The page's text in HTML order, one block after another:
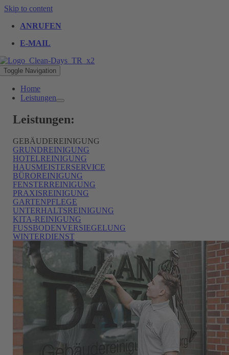
Skip to content
ANRUFEN
E-MAIL
Toggle Navigation
Home
Leistungen
Leistungen:
GEBÄUDEREINIGUNG
GRUNDREINIGUNG
HOTELREINIGUNG
HAUSMEISTERSERVICE
BÜROREINIGUNG
FENSTERREINIGUNG
PRAXISREINIGUNG
GARTENPFLEGE
UNTERHALTSREINIGUNG
KITA-REINIGUNG
FUSSBODENVERSIEGELUNG
WINTERDIENST